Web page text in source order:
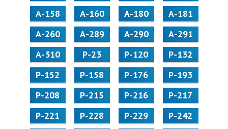
А-158
А-160 А-180
А-181
А-260
А-289 А-290
А-291
А-310
Р-23 Р-120
Р-132
Р-152
Р-158 Р-176
Р-193
Р-208
Р-215 Р-216
Р-217
Р-221
Р-228 Р-229
Р-242